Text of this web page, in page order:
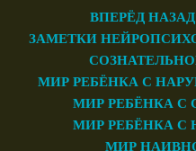
ВПЕРЁД
ЗАМЕТКИ
МИР РЕБЁНКА С
МИР РЕБЁНКА С
МИР РЕБЁНКА С
МИР